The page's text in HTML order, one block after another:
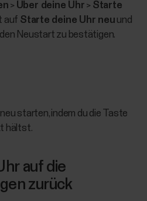
> Über deine Uhr > Starte
auf Starte deine Uhr neu und
Neustart zu bestätigen.
starten, indem du die Taste
hältst.
auf die
zurück